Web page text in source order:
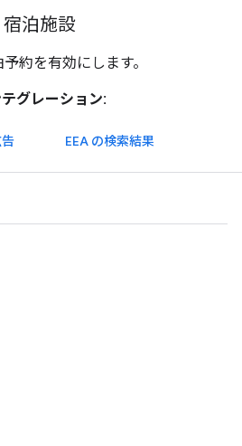
宿泊施設
約を有効にします。
グレーション:
EEA の検索結果